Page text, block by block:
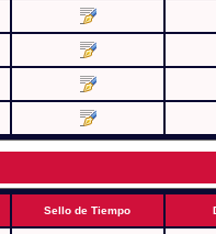
Sello de Tiempo